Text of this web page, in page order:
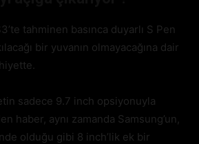
tahminen basınca duyarlı S Pen
bir yuvanın olmayacağına dair
sadece 9.7 inch opsiyonuyla
haber, aynı zamanda Samsung’un,
olduğu gibi 8 inch’lik ek bir